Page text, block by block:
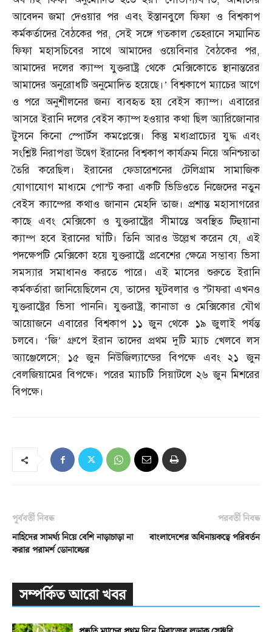
আবেদন জমা দেওয়ার পর এবং ইস্তানবুলে ফিফা ও বিশ্বকাপ
কর্মকর্তাদের বৈঠকের পর,সেই সঙ্গে গতকাল তেহরানে সম্মানিত
ফিফা মহাসচিবের সাথে আমাদের ওয়েবিনার বৈঠকের পর,
আমাদের দলের ক্যাম্প যুক্তরাষ্ট্র থেকে মেক্সিকোতে স্থানান্তরের
আমাদের অনুরোধটি অনুমোদিত হয়েছে।’ বিশ্বকাপে ম্যাচের আগে
ও পরে অনুশীলনের জন্য ব্যবহৃত হয় বেইস ক্যাম্প। এবারের
আসরে ইরানি দলের বেইস ক্যাম্প হওয়ার কথা ছিল অ্যারিজোনার
টুসনে কিনো স্পোর্টস কমপ্লেক্সে। কিন্তু মধ্যপ্রাচ্যের যুদ্ধ এবং
সংশ্লিষ্ট নিরাপত্তা উদ্বেগ ইরানের বিশ্বকাপ কার্যক্রম নিয়ে অনিশ্চয়তা
তৈরি করেছিল। ইরানের ফেডারেশনের টেলিগ্রাম সামাজিক
যোগাযোগ মাধ্যমে পোস্ট করা একটি ভিডিওতে নিজেদের নতুন
বেইস ক্যাম্পের কথাও জানান মেহদি তাজ। প্রশান্ত মহাসাগরের
কাছে এবং মেক্সিকো ও যুক্তরাষ্ট্রের সীমান্তে অবস্থিত টিহুয়ানা
ক্যাম্প হবে ইরানের ঘাঁটি। তিনি আরও উল্লেখ করেন যে, এই
পদক্ষেপটি মেক্সিকো হয়ে যুক্তরাষ্ট্রে প্রবেশের ক্ষেত্রে সম্ভাব্য ভিসা
সমস্যার সমাধানও করতে পারে। এই মাসের শুরুতে ইরানি
কর্মকর্তারা জানিয়েছিলেন যে,তাদের ফুটবলার ও স্টাফরা এখনও
যুক্তরাষ্ট্রের ভিসা পাননি। যুক্তরাষ্ট্র,কানাডা ও মেক্সিকোর যৌথ
আয়োজনে এবারের বিশ্বকাপ ১১ জুন থেকে ১৯ জুলাই পর্যন্ত
চলবে। ‘জি’ গ্রুপে ইরান তাদের প্রথম দুটি ম্যাচ খেলবে লস
অ্যাঞ্জেলেসে;
১৫ জুন নিউজিল্যান্ডের বিপক্ষে এবং ২১ জুন
বেলজিয়ামের বিপক্ষে। পরের ম্যাচটি সিয়াটলে ২৬ জুন মিশরের
বিপক্ষে।
পূর্ববর্তী নিবন্ধ
নাহিদের সামর্থ্য নিয়ে বেশি নাড়াচাড়া না
করার পরামর্শ ডোনাল্ডের
পরবর্তী নিবন্ধ
বাংলাদেশের অধিনায়কত্বে পরিবর্তন
সম্পর্কিত আরো খবর